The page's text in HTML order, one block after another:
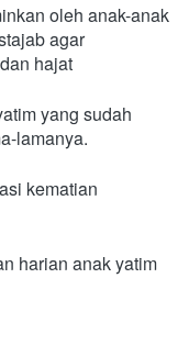
oleh anak-anak
agar
hajat
yang sudah
lamanya.
harian anak yatim